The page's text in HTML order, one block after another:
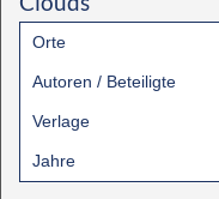
Orte
Autoren / Beteiligte
Verlage
Jahre